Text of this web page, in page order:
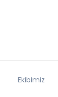
Ekibimiz